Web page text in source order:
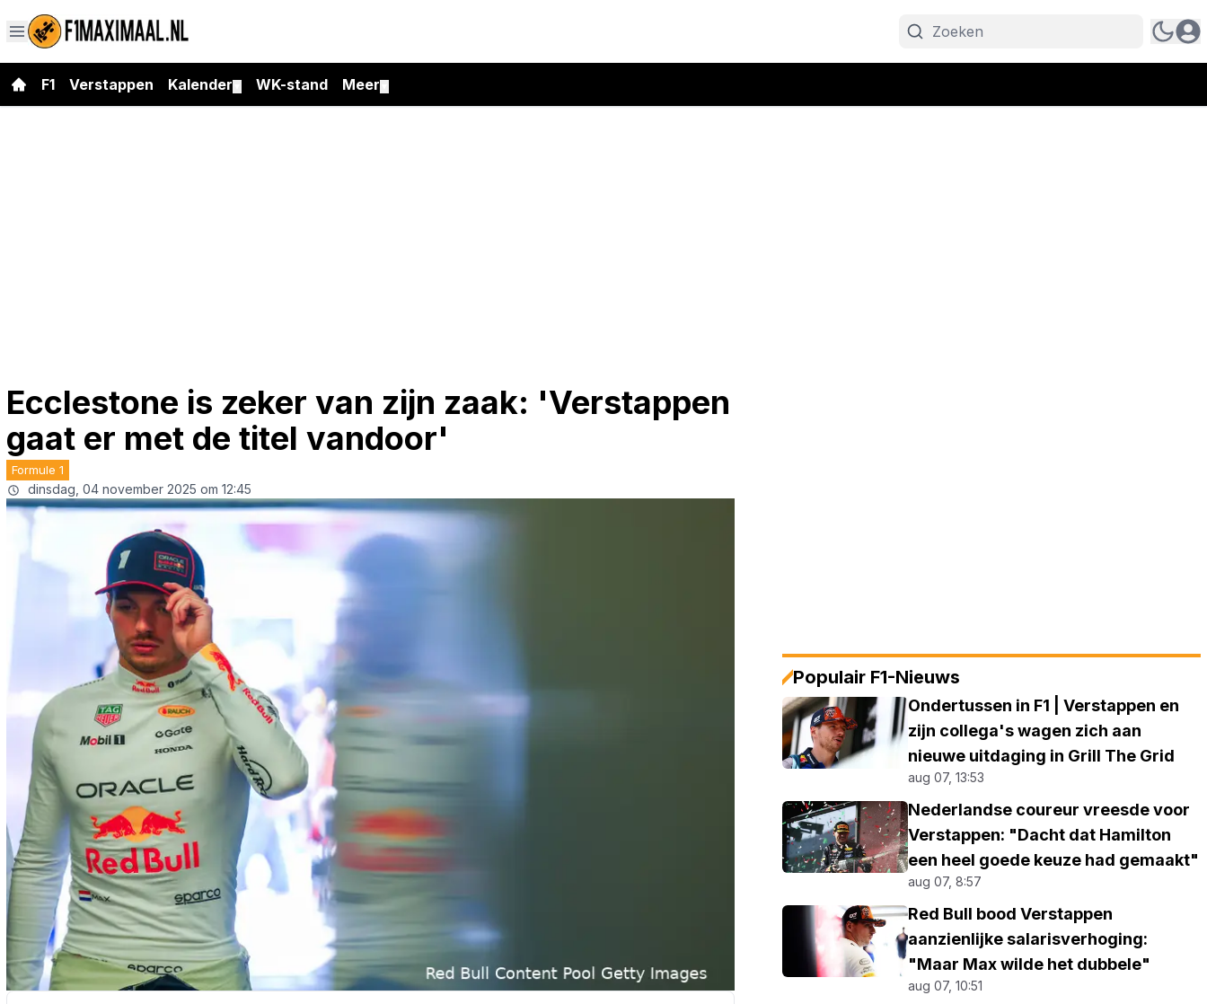
F1 Verstappen Kalender WK-stand Meer
Ecclestone is zeker van zijn zaak: 'Verstappen
gaat er met de titel vandoor'
Formule 1
dinsdag, 04 november 2025 om 12:45
Populair F1-Nieuws
Ondertussen in F1 | Verstappen en
zijn collega's wagen zich aan
nieuwe uitdaging in Grill The Grid
aug 07, 13:53
Nederlandse coureur vreesde voor
Verstappen: "Dacht dat Hamilton
een heel goede keuze had gemaakt"
aug 07, 8:57
Red Bull bood Verstappen
aanzienlijke salarisverhoging:
"Maar Max wilde het dubbele"
aug 07, 10:51